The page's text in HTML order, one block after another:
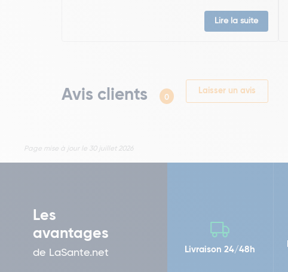
Lire la suite
Avis clients 0
Laisser un avis
Page mise à jour le 30 juillet 2026
Les
avantages
de LaSante.net Livraison 24/48h